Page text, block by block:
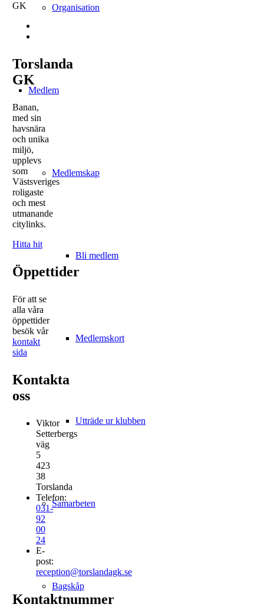
Organisation
Medlem
Medlemskap
Bli medlem
Medlemskort
Utträde ur klubben
Samarbeten
Bagskåp
Torslanda
GK
Banan,
med sin
havsnära
och unika
miljö,
upplevs
som
Västsveriges
roligaste
och mest
utmanande
citylinks.
Hitta hit
Öppettider
För att se
alla våra
öppettider
besök vår
kontakt
sida
Kontakta
oss
Viktor
Setterbergs
väg
5
423
38
Torslanda
Telefon:
031-
92
00
24
E-
post:
reception@torslandagk.se
Kontaktnummer